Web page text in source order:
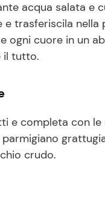
acqua salata e
e trasferiscila
ogni cuore in un
il tutto.
e completa con
crudo.